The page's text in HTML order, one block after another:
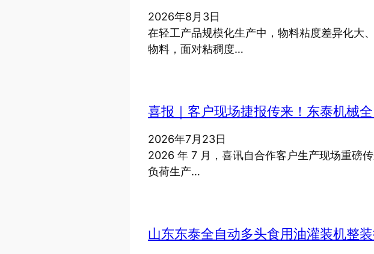
2026年8月3日
在轻工产品规模化生产中，物料粘度差异化大
物料，面对粘稠度…
喜报｜客户现场捷报传来！东泰机械
2026年7月23日
2026 年 7 月，喜讯自合作客户生产现场重磅
负荷生产…
山东东泰全自动多头食用油灌装机整